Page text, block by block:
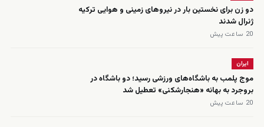
دو زن برای نخستین بار در نیروهای زمینی و هوایی ترکیه
ژنرال شدند
20 ساعت پیش
ایران
موج پلمب به باشگاه‌های ورزشی رسید؛ دو باشگاه در
بروجرد به بهانه «هنجارشکنی» تعطیل شد
20 ساعت پیش